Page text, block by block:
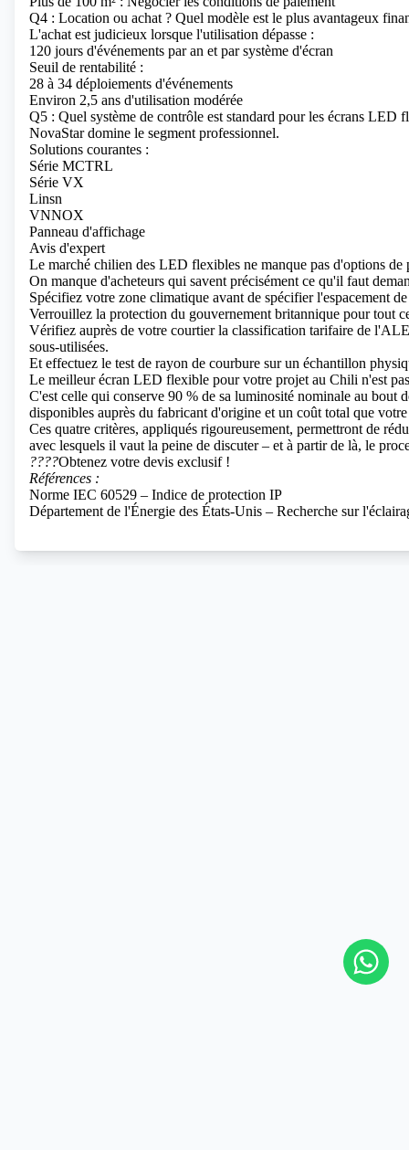
Q4 : Location ou achat ? Quel modèle est le plus avantageux
L'achat est judicieux lorsque l'utilisation dépasse :
120 jours d'événements par an et par système d'écran
Seuil de rentabilité :
28 à 34 déploiements d'événements
Environ 2,5 ans d'utilisation modérée
Q5 : Quel système de contrôle est standard pour les écrans LED
NovaStar domine le segment professionnel.
Solutions courantes :
Série MCTRL
Série VX
Linsn
VNNOX
Panneau d'affichage
Avis d'expert
Le marché chilien des LED flexibles ne manque pas d'options de
On manque d'acheteurs qui savent précisément ce qu'il faut
Spécifiez votre zone climatique avant de spécifier l'espacement
Verrouillez la protection du gouvernement britannique pour tout
Vérifiez auprès de votre courtier la classification tarifaire de
sous-utilisées.
Et effectuez le test de rayon de courbure sur un échantillon
Le meilleur écran LED flexible pour votre projet au Chili n'est
C'est celle qui conserve 90 % de sa luminosité nominale au bout
disponibles auprès du fabricant d'origine et un coût total que
Ces quatre critères, appliqués rigoureusement, permettront de
avec lesquels il vaut la peine de discuter – et à partir de là, le
????Obtenez votre devis exclusif !
Références :
Norme IEC 60529 – Indice de protection IP
Département de l'Énergie des États-Unis – Recherche sur